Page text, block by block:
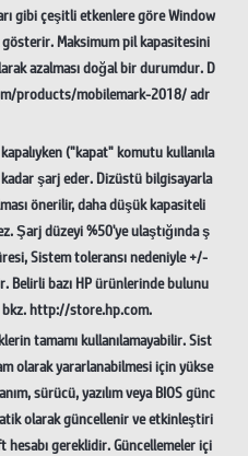
gibi çeşitli etkenlere göre Window
Maksimum pil kapasitesini
azalması doğal bir durumdur. D
products/mobilemark-2018/ adr
("kapat" komutu kullanıla
şarj eder. Dizüstü bilgisayarla
önerilir, daha düşük kapasiteli
Şarj düzeyi %50'ye ulaştığında ş
Sistem toleransı nedeniyle +/-
Belirli bazı HP ürünlerinde bulunu
http://store.hp.com.
tamamı kullanılamayabilir. Sist
olarak yararlanabilmesi için yükse
sürücü, yazılım veya BIOS günc
olarak güncellenir ve etkinleştiri
gereklidir. Güncellemeler içi